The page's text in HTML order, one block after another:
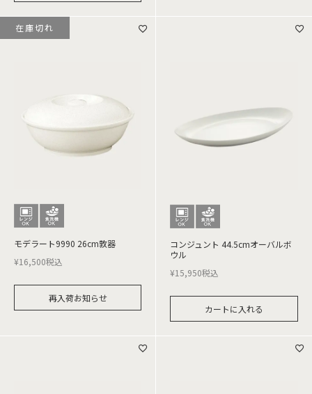
モデラート9990 26cm敦器
¥16,500税込
再入荷お知らせ
在庫切れ
コンジュント 44.5cmオーバルボ
ウル
¥15,950税込
カートに入れる